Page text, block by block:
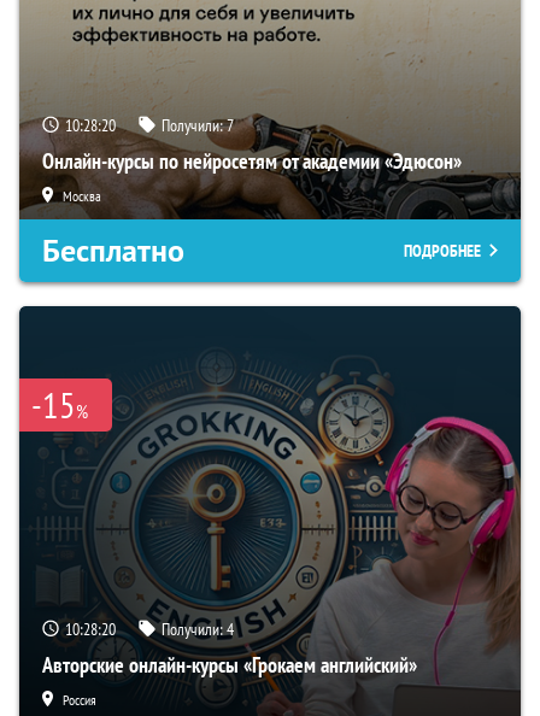
10:28:19 Получили:7
Онлайн-курсы по нейросетям от академии «Эдюсон»
Москва
Бесплатно ПОДРОБНЕЕ
-15%
10:28:19 Получили:4
Авторские онлайн-курсы «Грокаем английский»
Россия